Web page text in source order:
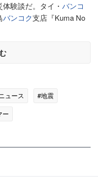
験談だ。タイ・ バンコ
バンコク支店『Kuma No
ュース
#地震
ー